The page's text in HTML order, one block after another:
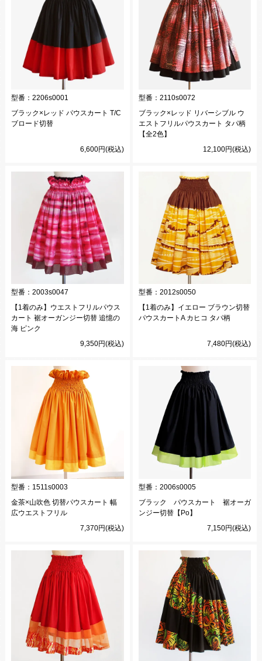
型番： 2206s0001
ブラック×レッド パウスカート T/C
ブロード切替
6,600円(税込)
型番： 2110s0072
ブラック×レッド リバーシブル ウ
エストフリルパウスカート タパ柄
【全2色】
12,100円(税込)
型番： 2003s0047
【1着のみ】ウエストフリルパウス
カート 裾オーガンジー切替 追憶の
海 ピンク
9,350円(税込)
型番： 2012s0050
【1着のみ】イエロー ブラウン切替
パウスカートA カヒコ タパ柄
7,480円(税込)
型番： 1511s0003
金茶×山吹色 切替パウスカート 幅
広ウエストフリル
7,370円(税込)
型番： 2006s0005
ブラック パウスカート 裾オーガ
ンジー切替【Po】
7,150円(税込)